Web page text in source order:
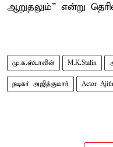
ஆறுதலும்” என்று
மு.க.ஸ்டாலின் M.K.Stalin
நடிகர் அஜித்குமார் Actor